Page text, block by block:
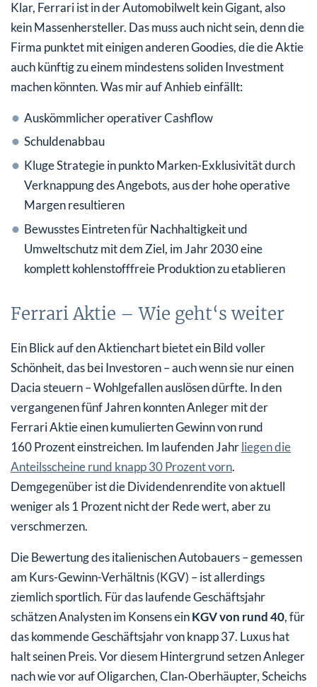
Klar, Ferrari ist in der Automobilwelt kein Gigant, also
kein Massenhersteller. Das muss auch nicht sein, denn die
Firma punktet mit einigen anderen Goodies, die die Aktie
auch künftig zu einem mindestens soliden Investment
machen könnten. Was mir auf Anhieb einfällt:
Auskömmlicher operativer Cashflow
Schuldenabbau
Kluge Strategie in punkto Marken-Exklusivität durch
Verknappung des Angebots, aus der hohe operative
Margen resultieren
Bewusstes Eintreten für Nachhaltigkeit und
Umweltschutz mit dem Ziel, im Jahr 2030 eine
komplett kohlenstofffreie Produktion zu etablieren
Ferrari Aktie – Wie geht‘s weiter
Ein Blick auf den Aktienchart bietet ein Bild voller
Schönheit, das bei Investoren – auch wenn sie nur einen
Dacia steuern – Wohlgefallen auslösen dürfte. In den
vergangenen fünf Jahren konnten Anleger mit der
Ferrari Aktie einen kumulierten Gewinn von rund
160 Prozent einstreichen. Im laufenden Jahrliegen die
Anteilsscheine rund knapp 30 Prozent vorn.
Demgegenüber ist die Dividendenrendite von aktuell
weniger als 1 Prozent nicht der Rede wert, aber zu
verschmerzen.
Die Bewertung des italienischen Autobauers – gemessen
am Kurs-Gewinn-Verhältnis (KGV) – ist allerdings
ziemlich sportlich. Für das laufende Geschäftsjahr
schätzen Analysten im Konsens einKGV von rund 40, für
das kommende Geschäftsjahr von knapp 37. Luxus hat
halt seinen Preis. Vor diesem Hintergrund setzen Anleger
nach wie vor auf Oligarchen, Clan‑Oberhäupter, Scheichs